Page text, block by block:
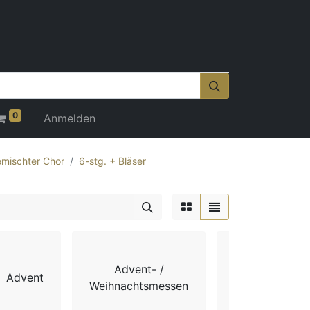
0 Anmelden
Chor
6-stg. + Bläser
Advent
Advent- /
Weihnachtsmessen